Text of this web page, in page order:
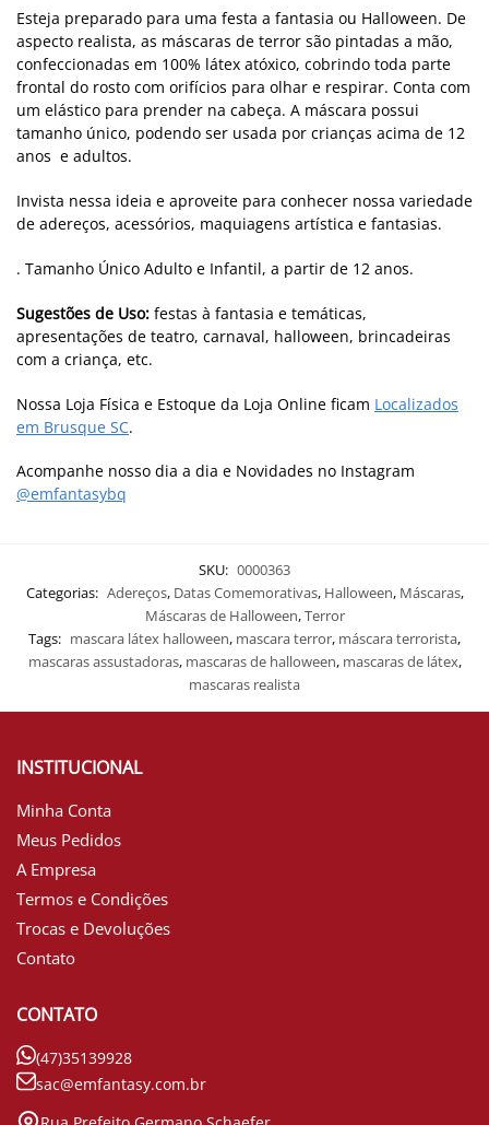
Esteja preparado para uma festa a fantasia ou Halloween. De
aspecto realista, as máscaras de terror são pintadas a mão,
confeccionadas em 100% látex atóxico, cobrindo toda parte
frontal do rosto com orifícios para olhar e respirar. Conta com
um elástico para prender na cabeça. A máscara possui
tamanho único, podendo ser usada por crianças acima de 12
anos e adultos.
Invista nessa ideia e aproveite para conhecer nossa variedade
de adereços, acessórios, maquiagens artística e fantasias.
. Tamanho Único Adulto e Infantil, a partir de 12 anos.
Sugestões de Uso: festas à fantasia e temáticas,
apresentações de teatro, carnaval, halloween, brincadeiras
com a criança, etc.
Nossa Loja Física e Estoque da Loja Online ficam Localizados
em Brusque SC.
Acompanhe nosso dia a dia e Novidades no Instagram
@emfantasybq
SKU: 0000363
Categorias: Adereços, Datas Comemorativas, Halloween, Máscaras,
Máscaras de Halloween,Terror
Tags: mascara látex halloween, mascara terror, máscara terrorista,
mascaras assustadoras, mascaras de halloween, mascaras de látex,
mascaras realista
INSTITUCIONAL
Minha Conta
Meus Pedidos
A Empresa
Termos e Condições
Trocas e Devoluções
Contato
CONTATO
(47)35139928
sac@emfantasy.com.br